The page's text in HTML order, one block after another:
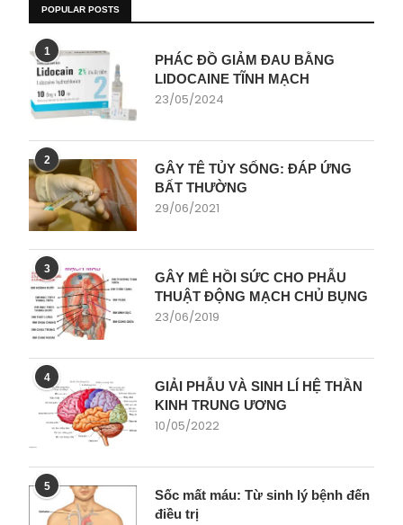
POPULAR POSTS
1
PHÁC ĐỒ GIẢM ĐAU BẰNG
LIDOCAINE TĨNH MẠCH
23/05/2024
2
GÂY TÊ TỦY SỐNG: ĐÁP ỨNG
BẤT THƯỜNG
29/06/2021
3
GÂY MÊ HỒI SỨC CHO PHẪU
THUẬT ĐỘNG MẠCH CHỦ BỤNG
23/06/2019
4
GIẢI PHẪU VÀ SINH LÍ HỆ THẦN
KINH TRUNG ƯƠNG
10/05/2022
5
Sốc mất máu: Từ sinh lý bệnh đến
điều trị